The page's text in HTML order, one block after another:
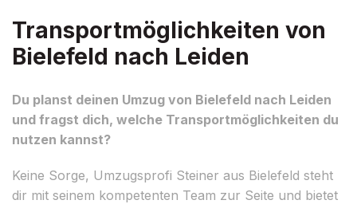
Transportmöglichkeiten von
Bielefeld nach Leiden
Du planst deinen Umzug von Bielefeld nach Leiden
und fragst dich, welche Transportmöglichkeiten du
nutzen kannst?
Keine Sorge, Umzugsprofi Steiner aus Bielefeld steht
dir mit seinem kompetenten Team zur Seite und bietet